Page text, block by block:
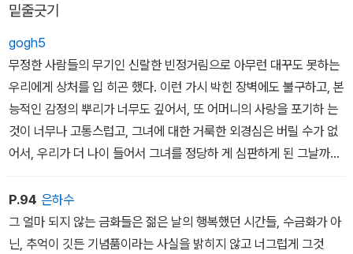
골짜기를 결코 벗어나지 않을 이 가엾은 여인을 믿어요. (176페이지)
왜 나는 흰색 드레스를 즐겨 입었던가요? 그렇게 하면 내 스스로 당
신의 백합이라고 더 잘 믿을 수 있었기 때문이죠. 당신이 나를 처음 봤
을 때 흰색 드레스를 입고 있지 않았나요? 나는 내 아이들을 덜 사랑
했어요. 강한 애정은 모두 마땅히 애정을 받아야 하는 이들의 몫을 빼
앗는 것이니까요. 이제 알겠죠, 펠릭스? 모든 고통에는 다 이유가 있
다는 원리를요. (298페이지)
아, 나는 왜 당신이 오기를 바랐을까요? 당신은 결국 왔습니다. 그런
밑줄긋기
gogh5
무정한 사람들의 무기인 신랄한 빈정거림으로 아무런 대꾸도 못하는
우리에게 상처를 입 히곤 했다. 이런 가시 박힌 장벽에도 불구하고, 본
능적인 감정의 뿌리가 너무도 깊어서, 또 어머니의 사랑을 포기하 는
것이 너무나 고통스럽고, 그녀에 대한 거룩한 외경심은 버릴 수가 없
어서, 우리가 더 나이 들어서 그녀를 정당하 게 심판하게 된 그날까지
너무나 어리석게도 그녀를 계속 사랑했다. 그때부터 자녀들의 복수가
시작되어, 과거의 원 한이 낳은 무관심은 그 시절의 아픈 기억들과 더
해져서 부 모가 죽은 이후에도 변함이 없다. 어머니의 사악한 태도로
투르에 오면 충족하리라고 믿었던 달콤한 가족애에 대한 기대는 깨지
P.94 은하수
그 얼마 되지 않는 금화들은 젊은 날의 행복했던 시간들, 수금화가 아
닌, 추억이 깃든 기념품이라는 사실을 밝히지 않고 너그럽게 그것